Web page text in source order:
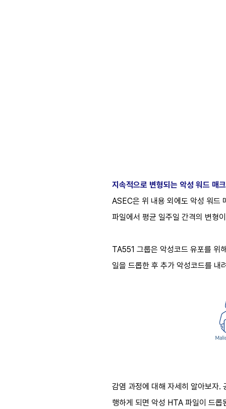
지속적으로 변형되는 악성 워드 매
ASEC은 위 내용 외에도 악성 워드
파일에서 평균 일주일 간격의 변형
TA551 그룹은 악성코드 유포를 위
일을 드롭한 후 추가 악성코드를 내
감염 과정에 대해 자세히 알아보자.
행하게 되면 악성 HTA 파일이 드